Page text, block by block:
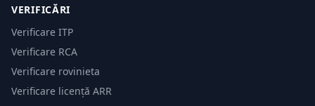
VERIFICĂRI
Verificare ITP
Verificare RCA
Verificare rovinieta
Verificare licență ARR